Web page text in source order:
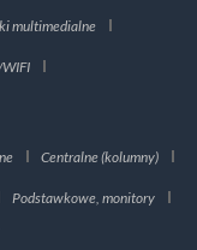
multimedialne
Centralne (kolumny)
Podstawkowe, monitory